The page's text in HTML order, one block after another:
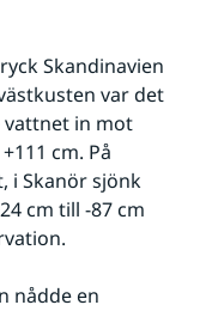
Skandinavien
var det
vattnet in mot
cm. På
i Skanör sjönk
cm till -87 cm
nådde en